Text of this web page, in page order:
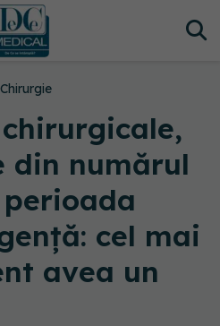
Chirurgie
din numărul
cel mai
avea un